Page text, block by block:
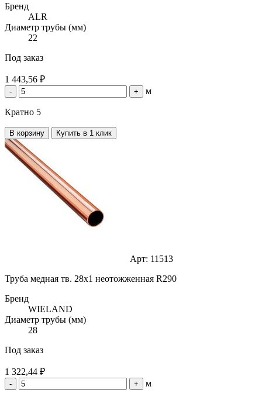
Бренд
ALR
Диаметр трубы (мм)
22
Под заказ
1 443,56 ₽
- + м
Кратно 5
В корзину Купить в 1 клик
Арт: 11513
Труба медная тв. 28х1 неотожженная R290
Бренд
WIELAND
Диаметр трубы (мм)
28
Под заказ
1 322,44 ₽
- + м